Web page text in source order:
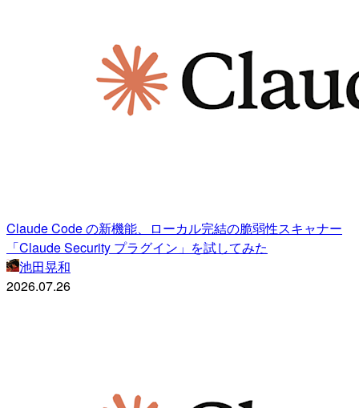
Claude Code の新機能、ローカル完結の脆弱性スキャナー
「Claude Security プラグイン」を試してみた
池田晃和
2026.07.26